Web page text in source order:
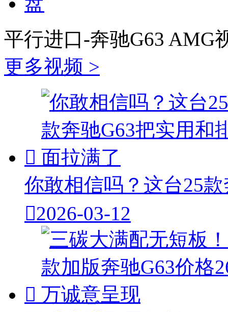
平行进口-奔驰G63 AMG
更多视频 >

你敢相信吗？这台25
2026-03-12
